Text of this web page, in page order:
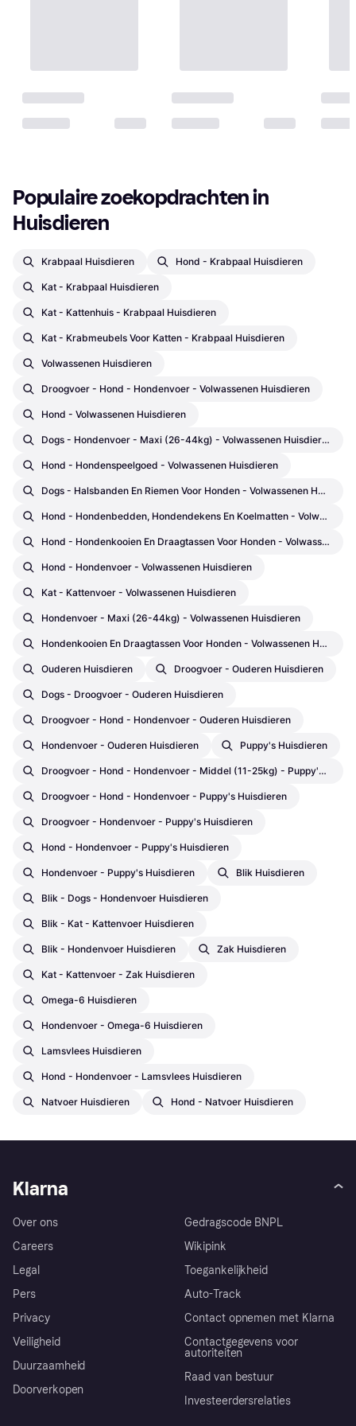
Populaire zoekopdrachten in
Huisdieren
Krabpaal Huisdieren Hond - Krabpaal Huisdieren
Kat - Krabpaal Huisdieren
Kat - Kattenhuis - Krabpaal Huisdieren
Kat - Krabmeubels Voor Katten - Krabpaal Huisdieren
Volwassenen Huisdieren
Droogvoer - Hond - Hondenvoer - Volwassenen Huisdieren
Hond - Volwassenen Huisdieren
Dogs - Hondenvoer - Maxi (26-44kg) - Volwassenen Huisdieren
Hond - Hondenspeelgoed - Volwassenen Huisdieren
Dogs - Halsbanden En Riemen Voor Honden - Volwassenen Huisdieren
Hond - Hondenbedden, Hondendekens En Koelmatten - Volwassenen Huisdieren
Hond - Hondenkooien En Draagtassen Voor Honden - Volwassenen Huisdieren
Hond - Hondenvoer - Volwassenen Huisdieren
Kat - Kattenvoer - Volwassenen Huisdieren
Hondenvoer - Maxi (26-44kg) - Volwassenen Huisdieren
Hondenkooien En Draagtassen Voor Honden - Volwassenen Huisdieren
Ouderen Huisdieren Droogvoer - Ouderen Huisdieren
Dogs - Droogvoer - Ouderen Huisdieren
Droogvoer - Hond - Hondenvoer - Ouderen Huisdieren
Hondenvoer - Ouderen Huisdieren Puppy's Huisdieren
Droogvoer - Hond - Hondenvoer - Middel (11-25kg) - Puppy's Huisdieren
Droogvoer - Hond - Hondenvoer - Puppy's Huisdieren
Droogvoer - Hondenvoer - Puppy's Huisdieren
Hond - Hondenvoer - Puppy's Huisdieren
Hondenvoer - Puppy's Huisdieren Blik Huisdieren
Blik - Dogs - Hondenvoer Huisdieren
Blik - Kat - Kattenvoer Huisdieren
Blik - Hondenvoer Huisdieren Zak Huisdieren
Kat - Kattenvoer - Zak Huisdieren
Omega-6 Huisdieren
Hondenvoer - Omega-6 Huisdieren
Lamsvlees Huisdieren
Hond - Hondenvoer - Lamsvlees Huisdieren
Natvoer Huisdieren Hond - Natvoer Huisdieren
Klarna
Over ons
Careers
Legal
Pers
Privacy
Veiligheid
Duurzaamheid
Doorverkopen
Gedragscode BNPL
Wikipink
Toegankelijkheid
Auto-Track
Contact opnemen met Klarna
Contactgegevens voor
autoriteiten
Raad van bestuur
Investeerdersrelaties